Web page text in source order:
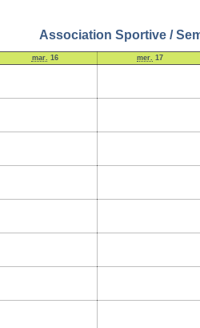
Association Sportive /
mar. 16 mer. 17